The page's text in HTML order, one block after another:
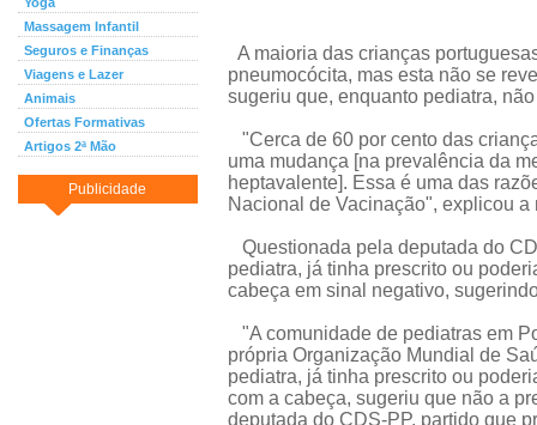
Massagem Infantil
Seguros e Finanças
Viagens e Lazer
Animais
Ofertas Formativas
Artigos 2ª Mão
Publicidade
A maioria das crianças
pneumocócita, mas esta não se
sugeriu que, enquanto pediatra,
"Cerca de 60 por cento das
uma mudança [na prevalência da
heptavalente]. Essa é uma das
Nacional de Vacinação", explicou
Questionada pela deputada do
pediatra, já tinha prescrito ou
cabeça em sinal negativo,
"A comunidade de pediatras em
própria Organização Mundial de
pediatra, já tinha prescrito ou
com a cabeça, sugeriu que não a
deputada do CDS-PP, partido que